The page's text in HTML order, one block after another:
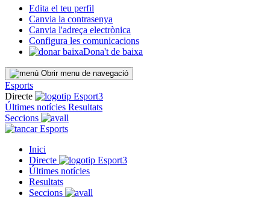
Edita el teu perfil
Canvia la contrasenya
Canvia l'adreça electrònica
Configura les comunicacions
Dona't de baixa
Obrir menu de navegació
Esports
Directe
Últimes notícies Resultats
Seccions
Esports
Inici
Directe
Últimes notícies
Resultats
Seccions